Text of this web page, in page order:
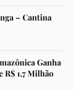
– Cantina
Ganha
R$ 1,7 Milhão